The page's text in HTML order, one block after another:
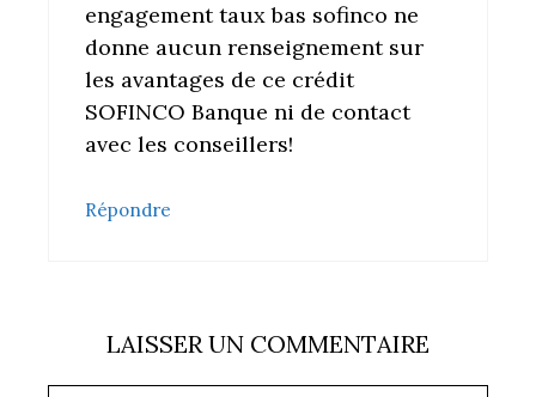
engagement taux bas sofinco ne
donne aucun renseignement sur
les avantages de ce crédit
SOFINCO Banque ni de contact
avec les conseillers!
Répondre
LAISSER UN COMMENTAIRE